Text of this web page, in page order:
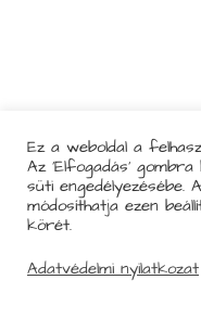
Ez a weboldal a
Az 'Elfogadás'
süti engedélyezésébe.
módosíthatja ezen
körét.
Adatvédelmi nyilatkozat